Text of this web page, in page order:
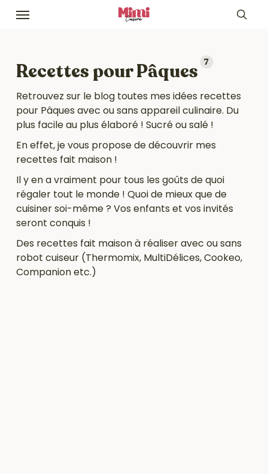
SkipMenu
Recettes pour Pâques 7
Retrouvez sur le blog toutes mes idées recettes
pour Pâques avec ou sans appareil culinaire. Du
plus facile au plus élaboré ! Sucré ou salé !
En effet, je vous propose de découvrir mes
recettes fait maison !
Il y en a vraiment pour tous les goûts de quoi
régaler tout le monde ! Quoi de mieux que de
cuisiner soi-même ? Vos enfants et vos invités
seront conquis !
Des recettes fait maison à réaliser avec ou sans
robot cuiseur (Thermomix, MultiDélices, Cookeo,
Companion etc.)